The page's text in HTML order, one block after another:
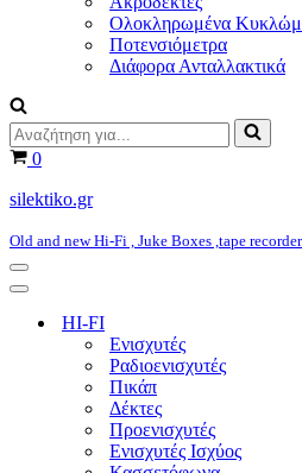
Ολοκληρωμένα
Ποτενσιόμετρα
Διάφορα Ανταλλακτικά
Αναζήτηση
για...Καλάθι
0
silektiko.gr
Old and new Hi-Fi , Juke Boxes ,tape
Μενού
πλοήγησης
Μενού
πλοήγησης
HI-FI
Ενισχυτές
Ραδιοενισχυτές
Πικάπ
Δέκτες
Προενισχυτές
Ενισχυτές Ισχύος